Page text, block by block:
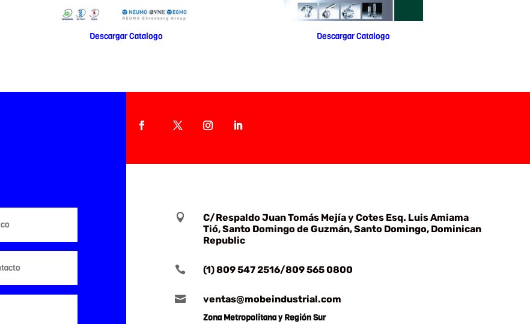
Descargar Catalogo Descargar Catalogo

C/Respaldo Juan Tomás Mejía y Cotes Esq. Luis Amiama
Tió, Santo Domingo de Guzmán, Santo Domingo, Dominican
Republic
 (1) 809 547 2516/809 565 0800

ventas@mobeindustrial.com
Zona Metropolitana y Región Sur